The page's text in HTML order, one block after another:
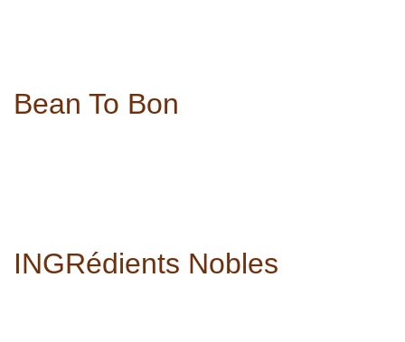
Bean To Bon
INGRédients Nobles